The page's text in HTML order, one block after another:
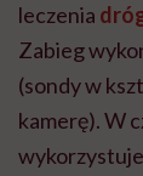
leczenia
Zabieg
(sondy w
kamerę). W